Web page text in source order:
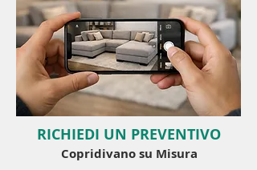
RICHIEDI UN PREVENTIVO
Copridivano su Misura